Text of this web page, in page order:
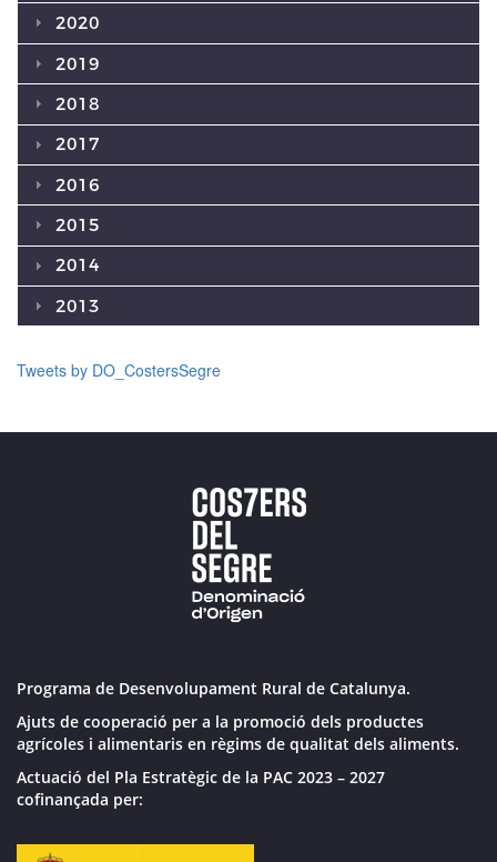
2020
2019
2018
2017
2016
2015
2014
2013
Tweets by DO_CostersSegre
Programa de Desenvolupament Rural de Catalunya.
Ajuts de cooperació per a la promoció dels productes
agrícoles i alimentaris en règims de qualitat dels aliments.
Actuació del Pla Estratègic de la PAC 2023 – 2027
cofinançada per: